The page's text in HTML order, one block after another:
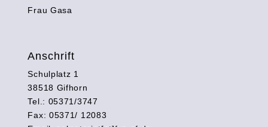
Frau Gasa
Anschrift
Schulplatz 1
38518 Gifhorn
Tel.: 05371/3747
Fax: 05371/ 12083